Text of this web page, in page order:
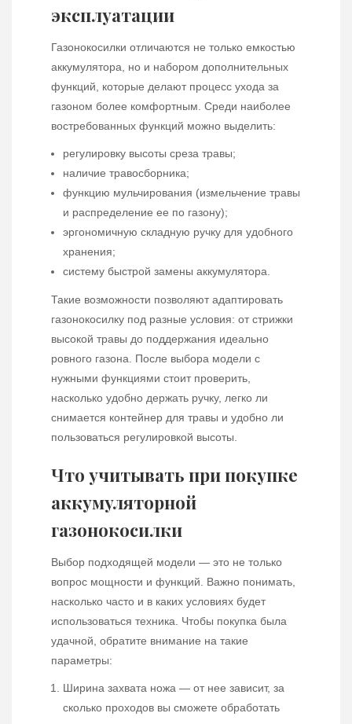
эксплуатации
Газонокосилки отличаются не только емкостью
аккумулятора, но и набором дополнительных
функций, которые делают процесс ухода за
газоном более комфортным. Среди наиболее
востребованных функций можно выделить:
регулировку высоты среза травы;
наличие травосборника;
функцию мульчирования (измельчение травы
и распределение ее по газону);
эргономичную складную ручку для удобного
хранения;
систему быстрой замены аккумулятора.
Такие возможности позволяют адаптировать
газонокосилку под разные условия: от стрижки
высокой травы до поддержания идеально
ровного газона. После выбора модели с
нужными функциями стоит проверить,
насколько удобно держать ручку, легко ли
снимается контейнер для травы и удобно ли
пользоваться регулировкой высоты.
Что учитывать при покупке
аккумуляторной
газонокосилки
Выбор подходящей модели — это не только
вопрос мощности и функций. Важно понимать,
насколько часто и в каких условиях будет
использоваться техника. Чтобы покупка была
удачной, обратите внимание на такие
параметры:
Ширина захвата ножа — от нее зависит, за
сколько проходов вы сможете обработать